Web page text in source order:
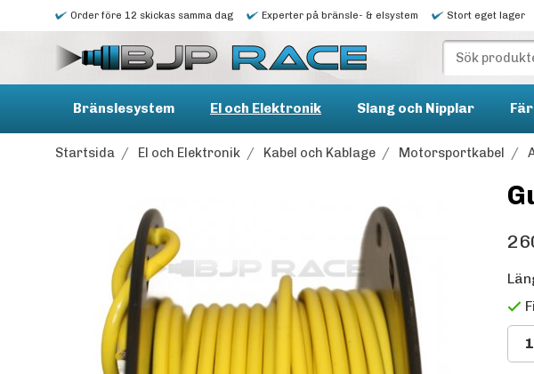
Order före 12 skickas samma dag Experter på bränsle- & elsystem Stort eget lager
Bränslesystem El och Elektronik Slang och Nipplar
Startsida / El och Elektronik / Kabel och Kablage / Motorsportkabel /